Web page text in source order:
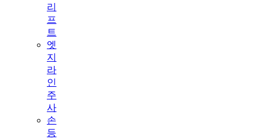
리
프
트
엣
지
라
인
주
사
손
등